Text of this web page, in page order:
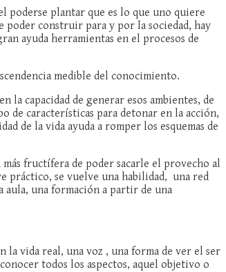
poderse plantar que es lo que uno quiere
poder construir para y por la sociedad, hay
ayuda herramientas en el procesos de
medible del conocimiento.
la capacidad de generar esos ambientes, de
de características para detonar en la acción,
de la vida ayuda a romper los esquemas de
fructífera de poder sacarle el provecho al
práctico, se vuelve una habilidad, una red
aula, una formación a partir de una
vida real, una voz , una forma de ver el ser
todos los aspectos, aquel objetivo o